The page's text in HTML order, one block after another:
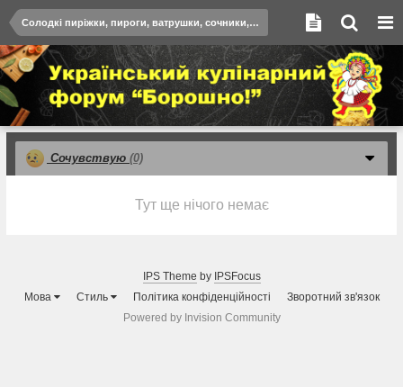
Солодкі пиріжки, пироги, ватрушки, сочники, чизкейки
Сочувствую (0)
Тут ще нічого немає
IPS Theme by IPSFocus
Мова
Стиль Політика конфіденційності
Зворотний зв'язок
Powered by Invision Community